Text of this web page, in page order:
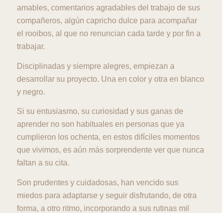
amables, comentarios agradables del trabajo de sus
compañeros, algún capricho dulce para acompañar
el rooibos, al que no renuncian cada tarde y por fin a
trabajar.
Disciplinadas y siempre alegres, empiezan a
desarrollar su proyecto. Una en color y otra en blanco
y negro.
Si su entusiasmo, su curiosidad y sus ganas de
aprender no son habituales en personas que ya
cumplieron los ochenta, en estos difíciles momentos
que vivimos, es aún más sorprendente ver que nunca
faltan a su cita.
Son prudentes y cuidadosas, han vencido sus
miedos para adaptarse y seguir disfrutando, de otra
forma, a otro ritmo, incorporando a sus rutinas mil